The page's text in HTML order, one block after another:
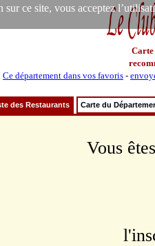
ce site, vous acceptez
Carte
Ce département dans vos favoris -
des Restaurants Carte du
Vous